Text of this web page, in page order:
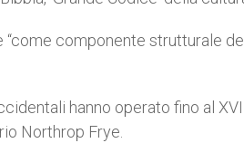
componente strutturale
hanno operato fino al
Northrop Frye.